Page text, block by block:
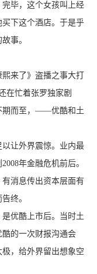
毕，这个女孩叫上经
下这个酒店。于是乎
事。
来了》盗播之事大打
在忙着张罗独家剧
期而至，——优酷和土
让外界震惊。业内最
年金融危机前后。
消息传出资本层面有
终。
优酷上市后。当时土
的一次财报沟通会
极，给外界留出想象空